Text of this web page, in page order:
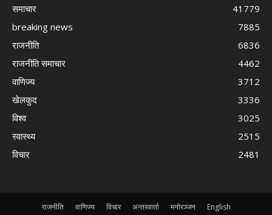
समाचार
41779
breaking news
7885
राजनीति
6836
राजनीति समाचार
4462
वाणिज्य
3712
खेलकुद
3336
विश्व
3025
स्वास्थ्य
2515
विचार
2481
राजनीति वाणिज्य विचार अन्तरवार्ता मनोरञ्जन English